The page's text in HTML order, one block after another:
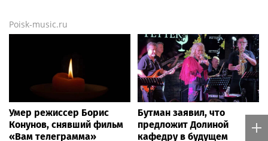
Poisk-music.ru
Умер режиссер Борис
Конунов, снявший фильм
«Вам телеграмма»
Бутман заявил, что
предложит Долиной
кафедру в будущем